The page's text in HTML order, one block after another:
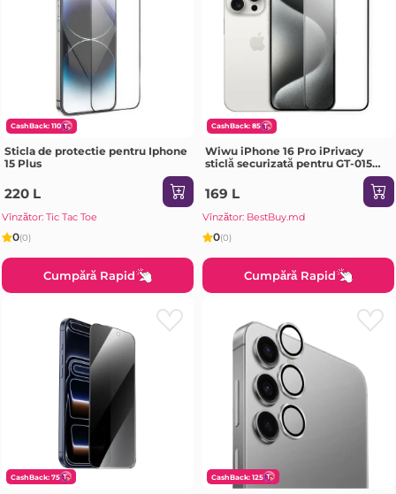
CashBack: 110
Sticla de protectie pentru Iphone
15 Plus
220 L
Vînzător: Tic Tac Toe
0(0)
Cumpără Rapid
CashBack: 85
Wiwu iPhone 16 Pro iPrivacy
sticlă securizată pentru GT-015
transparentă neagră Sticlă de
protecție
169 L
Vînzător: BestBuy.md
0(0)
Cumpără Rapid
CashBack: 75 CashBack: 125